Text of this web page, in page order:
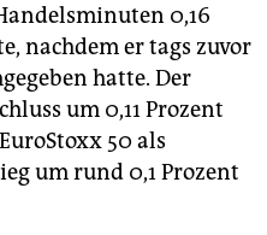
0,16
nachdem er tags zuvor
hatte. Der
um 0,11 Prozent
50 als
um rund 0,1 Prozent